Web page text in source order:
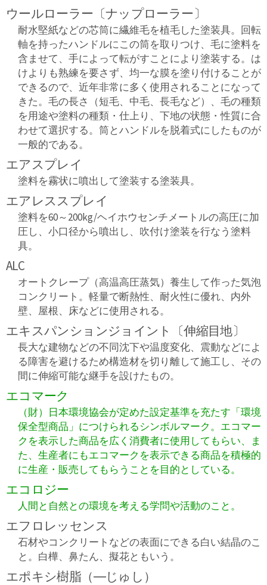
ウールローラー〔ナップローラー〕
耐水堅紙などの芯筒に繊維毛を植毛した塗装具。回転
軸を持ったハンドルにこの筒を取りつけ、毛に塗料を
含ませて、手によって転がすことにより塗装する。は
けよりも熟練を要さず、均一な膜を塗り付けることが
できるので、近年非常に多く使用されることになって
きた。毛の長さ（短毛、中毛、長毛など）、毛の種類
を用途や塗料の種類・仕上り、下地の状態・性質に合
わせて選択する。筒とハンドルを脱着式にしたものが
一般的である。
エアスプレイ
塗料を霧状に噴出して塗装する塗装具。
エアレススプレイ
塗料を60～200kg/ヘイホウセンチメートルの高圧に加
圧し、小口径から噴出し、吹付け塗装を行なう塗料
具。
ALC
オートクレープ（高温高圧蒸気）養生して作った気泡
コンクリート。軽量で断熱性、耐火性に優れ、内外
壁、屋根、床などに使用される。
エキスパンションジョイント〔伸縮目地〕
長大な建物などの不同沈下や温度変化、震動などによ
る障害を避けるため構造材を切り離して施工し、その
間に伸縮可能な継手を設けたもの。
エコマーク
（財）日本環境協会が定めた設定基準を充たす「環境
保全型商品」につけられるシンボルマーク。エコマー
クを表示した商品を広く消費者に使用してもらい、ま
た、生産者にもエコマークを表示できる商品を積極的
に生産・販売してもらうことを目的としている。
エコロジー
人間と自然との環境を考える学問や活動のこと。
エフロレッセンス
石材やコンクリートなどの表面にできる白い結晶のこ
と。白樺、鼻たん、擬花ともいう。
エポキシ樹脂（―じゅし）